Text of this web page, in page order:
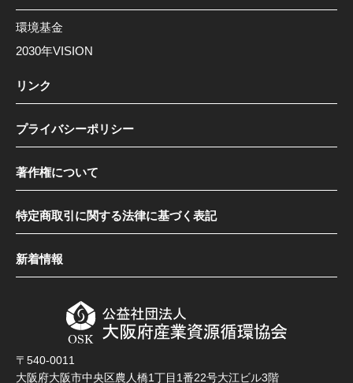
環境基金
2030年VISION
リンク
プライバシーポリシー
著作権について
特定商取引に関する法律に基づく表記
新着情報
〒540-0011
大阪府大阪市中央区農人橋1丁目1番22号大江ビル3階